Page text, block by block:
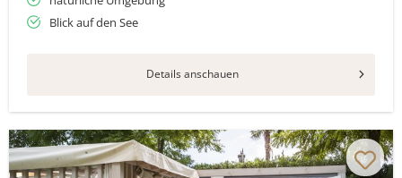
Blick auf den See
Details anschauen